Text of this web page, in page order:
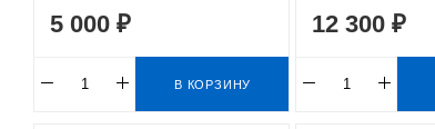
5 000 ₽
В КОРЗИНУ
12 300 ₽